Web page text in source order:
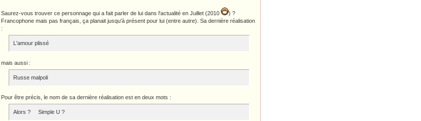
Saurez-vous trouver ce personnage qui a fait parler de lui dans l'actualité en Juillet (2010
) ?
Francophone mais pas français, ça planait jusqu'à présent pour lui (entre autre). Sa dernière réalisation
:
L'amour plissé
mais aussi :
Russe malpoli
Pour être précis, le nom de sa dernière réalisation est en deux mots :
Alors ? Simple U ?